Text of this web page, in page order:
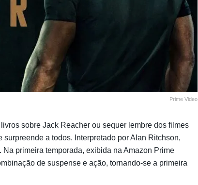
Prime Video
sobre Jack Reacher ou sequer lembre dos filmes
a todos. Interpretado por Alan Ritchson,
primeira temporada, exibida na Amazon Prime
de suspense e ação, tornando-se a primeira